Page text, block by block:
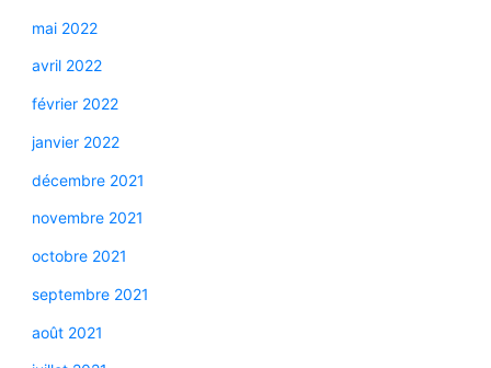
mai 2022
avril 2022
février 2022
janvier 2022
décembre 2021
novembre 2021
octobre 2021
septembre 2021
août 2021